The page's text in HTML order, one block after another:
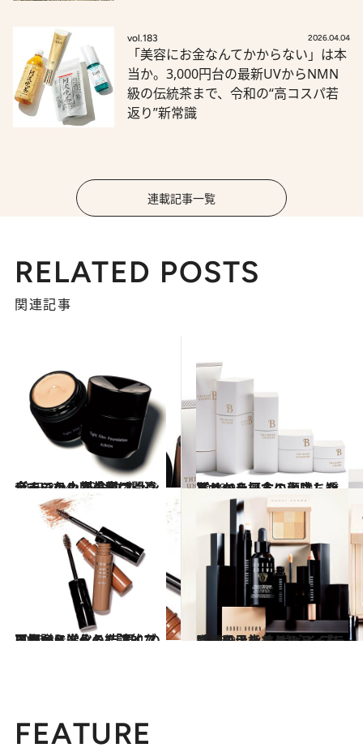
vol.183 2026.04.04
「美容にお金なんてかからない」は本
当か。3,000円台の最新UVからNMN
級の伝統茶まで、令和の“高コスパ若
返り”新常識
連載記事一覧
RELATED POSTS
関連記事
2015.2.24
今までの小顔美容は間違っていた？ 革命的ファンデーションで小顔づくり
ビューティ＆ヘルス 2016.9.4
パリから日本に上陸した 驚くべき概念の顔立ち矯正サロン
ビューティ＆ヘルス
2016.8.4
にわかに進化したアイブロウから学べる 「眉」の不思議と、その結論的な正解
ビューティ＆ヘルス 2016.9.3
「素肌より美しいヌード肌」を目指す ボビイ ブラウンのナチュラルメイク
ビューティ＆ヘルス
FEATURE